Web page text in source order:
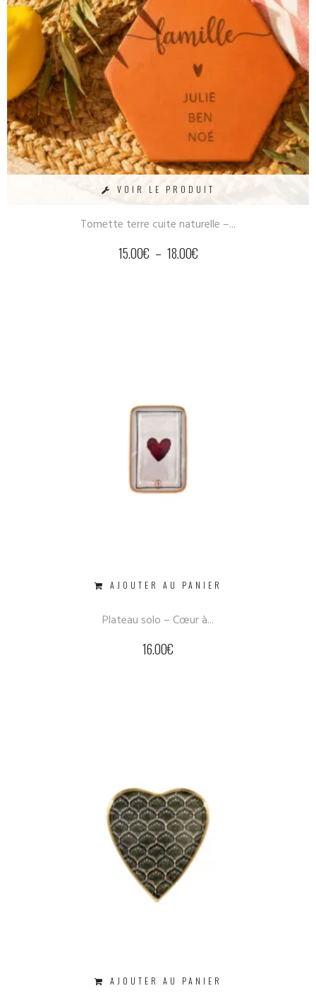
VOIR LE PRODUIT
Tomette terre cuite naturelle –...
15.00€ – 18.00€
AJOUTER AU PANIER
Plateau solo – Cœur à...
16.00€
AJOUTER AU PANIER